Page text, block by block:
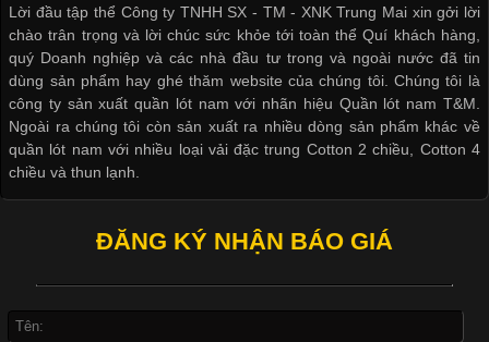
khác nhau để phù hợp với từng phong cách thời trang và nhu
cầu
Khám Phá Áo Phông Trang Phục Phổ Biến Nhất Hiện Nay
Áo phông là một trong những trang phục phổ biến nhất trong
Không chỉ xuất hiện trong thời trang thường ngày, áo phông còn
được ứng dụng rộng rãi trong ngành sản xuất may mặc, đặc
Lời đầu tập thể Công ty TNHH SX - TM - XNK Trung Mai xin gởi lời
chào trân trọng và lời chúc sức khỏe tới toàn thể Quí khách hàng,
quý Doanh nghiệp và các nhà đầu tư trong và ngoài nước đã tin
dùng sản phẩm hay ghé thăm website của chúng tôi. Chúng tôi là
công ty sản xuất quần lót nam với nhãn hiệu Quần lót nam T&M.
Ngoài ra chúng tôi còn sản xuất ra nhiều dòng sản phẩm khác về
quần lót nam với nhiều loại vải đặc trung Cotton 2 chiều, Cotton 4
chiều và thun lạnh.
ĐĂNG KÝ NHẬN BÁO GIÁ